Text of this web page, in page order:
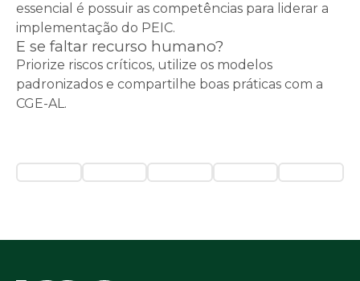
essencial é possuir as competências para liderar a
implementação do PEIC.
E se faltar recurso humano?
Priorize riscos críticos, utilize os modelos
padronizados e compartilhe boas práticas com a
CGE-AL.